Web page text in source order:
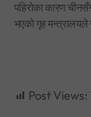
पहिरोका कारण
भएको गृह
Post Views: